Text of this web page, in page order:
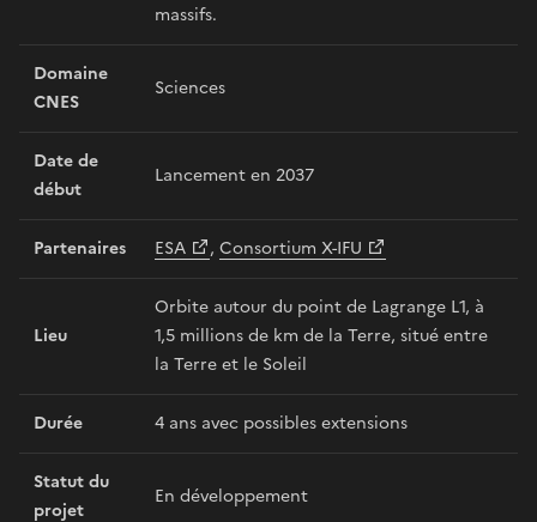
massifs.
Domaine
CNES
Sciences
Date de
début
Lancement en 2037
Partenaires ESA , Consortium X-IFU
Lieu
Orbite autour du point de Lagrange L1, à
1,5 millions de km de la Terre, situé entre
la Terre et le Soleil
Durée 4 ans avec possibles extensions
Statut du
projet
En développement